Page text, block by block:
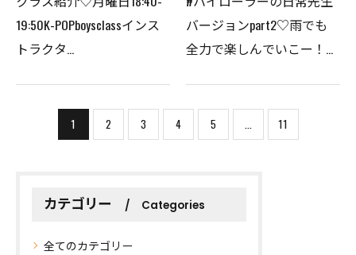
19:50K-POPboysclassインス
トラクタ
を始めたばかり！とっても
仲良しでとにかく自分を解
😎オーナーMI…
バージョンpart2♡雨でも
全力で楽しんでいこー！☔️
選びいただけます。
1 2 3 4 5 ... 11
カテゴリー Categories
全てのカテゴリー